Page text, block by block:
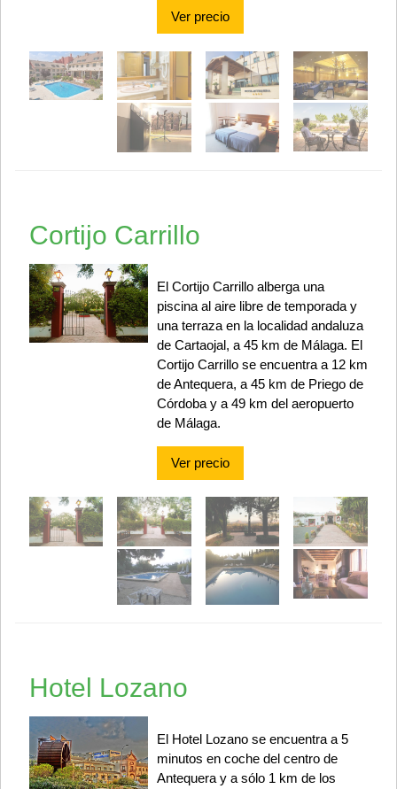
Ver precio
Cortijo Carrillo
El Cortijo Carrillo alberga una
piscina al aire libre de temporada y
una terraza en la localidad andaluza
de Cartaojal, a 45 km de Málaga. El
Cortijo Carrillo se encuentra a 12 km
de Antequera, a 45 km de Priego de
Córdoba y a 49 km del aeropuerto
de Málaga.
Ver precio
Hotel Lozano
El Hotel Lozano se encuentra a 5
minutos en coche del centro de
Antequera y a sólo 1 km de los